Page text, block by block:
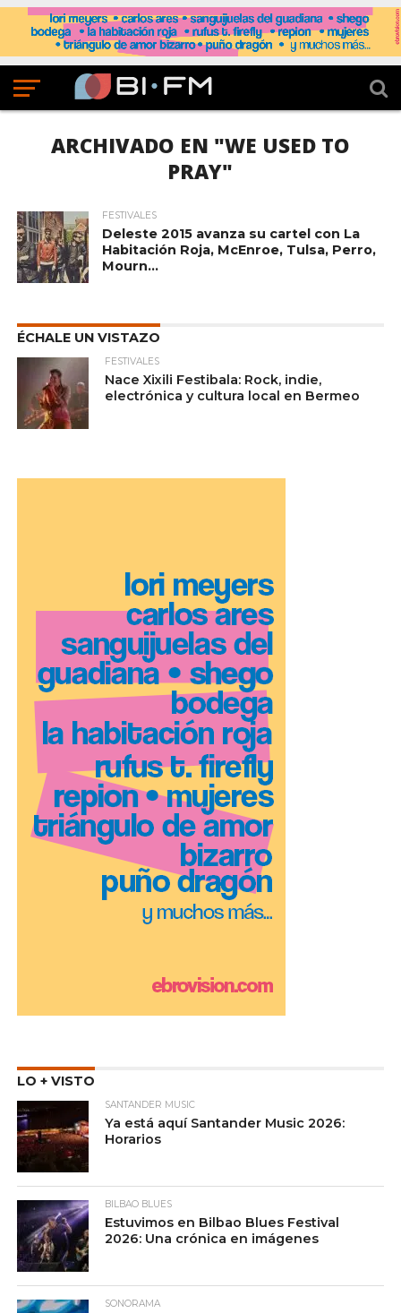
ARCHIVADO EN "WE USED TO
PRAY"
FESTIVALES
Deleste 2015 avanza su cartel con La
Habitación Roja, McEnroe, Tulsa, Perro,
Mourn…
ÉCHALE UN VISTAZO
FESTIVALES
Nace Xixili Festibala: Rock, indie,
electrónica y cultura local en Bermeo
LO + VISTO
SANTANDER MUSIC
Ya está aquí Santander Music 2026:
Horarios
BILBAO BLUES
Estuvimos en Bilbao Blues Festival
2026: Una crónica en imágenes
SONORAMA